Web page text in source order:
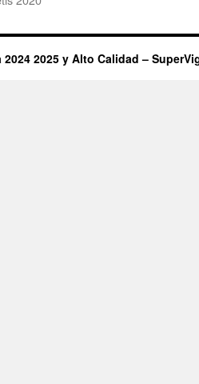
2025 y Alto Calidad –